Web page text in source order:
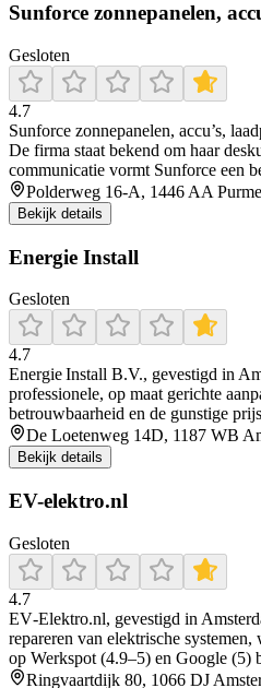
Sunforce zonnepanelen,
Gesloten
4.7
Sunforce zonnepanelen, accu’s,
De firma staat bekend om haar
communicatie vormt Sunforce een
Polderweg 16-A, 1446 AA
Bekijk details
Energie Install
Gesloten
4.7
Energie Install B.V., gevestigd in
professionele, op maat gerichte
betrouwbaarheid en de gunstige
De Loetenweg 14D, 1187 WB
Bekijk details
EV-elektro.nl
Gesloten
4.7
EV‑Elektro.nl, gevestigd in
repareren van elektrische
op Werkspot (4.9–5) en Google (5)
Ringvaartdijk 80, 1066 DJ